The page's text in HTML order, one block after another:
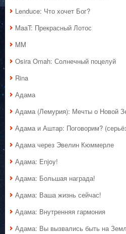
Lenduce: Что хочет Бог?
MaaT: Прекрасный Лотос
MM
Osira Omah: Солнечный поцелуй
Rina
Адама
Адама (Лемурия): Мечты о Новой
Адама и Аштар: Поговорим?
Адама через Эвелин Кюммерле
Адама: Enjoy!
Адама: Большая награда!
Адама: Ваша жизнь сейчас!
Адама: Внутренняя гармония
Адама: Вы вызвались быть на